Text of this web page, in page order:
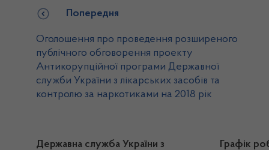
Попередня
Оголошення про проведення розширеного
публічного обговорення проекту
Антикорупційної програми Державної
служби України з лікарських засобів та
контролю за наркотиками на 2018 рік
Державна служба України з Графік